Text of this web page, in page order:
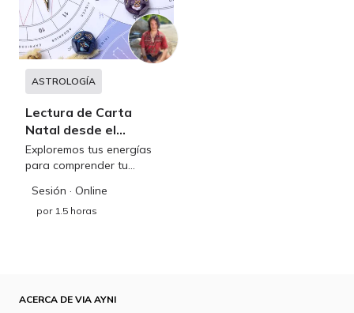
ASTROLOGÍA
Lectura de Carta
Natal desde el
enfoque evolutivo
Exploremos tus energías
para comprender tu
tendencias, veamos cuales
son tus dones naturales y
Sesión · Online
por 1.5 horas
ACERCA DE VIA AYNI